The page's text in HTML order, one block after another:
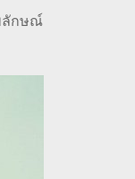
ลักษณ์